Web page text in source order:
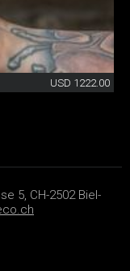
USD 1222.00
5, CH-2502 Biel-